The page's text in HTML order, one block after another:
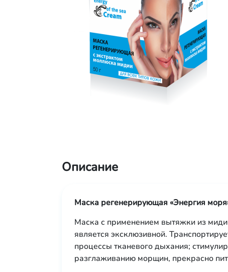
Описание
Маска регенерирующая «Энергия
Маска с применением вытяжки из
является эксклюзивной.
процессы тканевого дыхания;
разглаживанию морщин, прекрасно